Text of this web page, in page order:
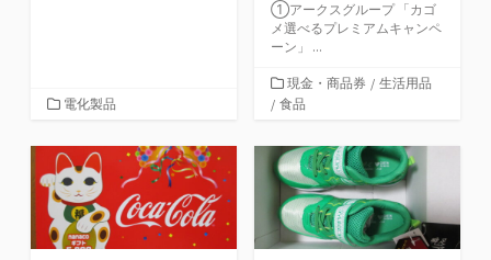
カ
ゴ
リ
ー
電化製品
①アークスグループ 「カゴ
メ選べるプレミアムキャンペ
ーン」 ...
カ
テ
リ
ー
現金・商品券 / 生活用品
/ 食品